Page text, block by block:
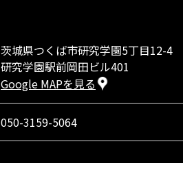
茨城県つくば市研究学園5丁目12-4
研究学園駅前岡田ビル401
Google MAPを見る
050-3159-5064